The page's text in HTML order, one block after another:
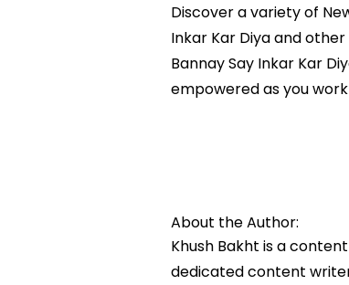
Discover a variety of
Inkar Kar Diya and
Bannay Say Inkar Kar
empowered as you
About the Author:
Khush Bakht is a
dedicated content